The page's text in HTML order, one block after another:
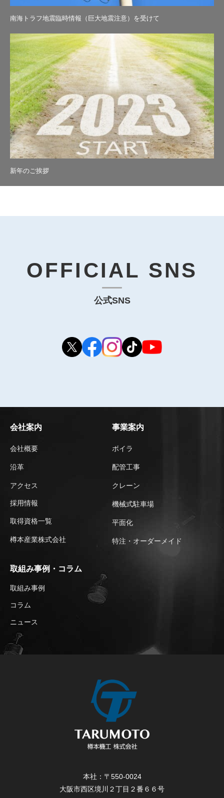
南海トラフ地震臨時情報（巨大地震注意）を受けて
新年のご挨拶
OFFICIAL SNS
公式SNS
会社案内
会社概要
沿革
アクセス
採用情報
取得資格一覧
樽本産業株式会社
事業案内
ボイラ
配管工事
クレーン
機械式駐車場
平⾯化
特注・オーダーメイド
取組み事例・コラム
取組み事例
コラム
ニュース
本社：〒550-0024
大阪市西区境川２丁目２番６６号